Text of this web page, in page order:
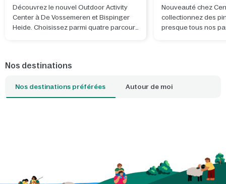
Vossemeren et Bispinger Heide est
ouvert
Découvrez le nouvel Outdoor Activity
Center à De Vossemeren et Bispinger
Heide. Choisissez parmi quatre parcours
Nouveauté chez
collectionnez des
presque tous nos
Nos destinations
Nos destinations préférées Autour de moi